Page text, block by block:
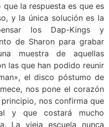
la respuesta es que es
y la única solución es la
los Dap-Kings y
de Sharon para grabar
muestra de aquellas
las que han podido reunir
el disco póstumo de
nos pone el corazón
nos confirma que
y que costará mucho
La vieja escuela nunca